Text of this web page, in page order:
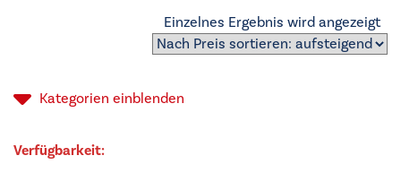
Einzelnes Ergebnis wird angezeigt
Kategorien einblenden
Verfügbarkeit: